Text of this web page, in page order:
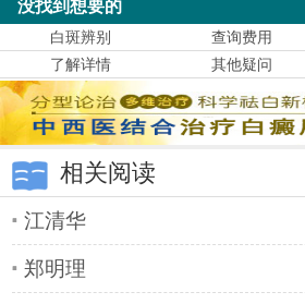
没找到想要的
白斑辨别 查询费用
了解详情
其他疑问
相关阅读
江清华
郑明理